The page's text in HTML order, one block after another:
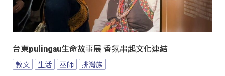
台東pulingau生命故事展 香氛串起文化連結
教文 生活 巫師 排灣族